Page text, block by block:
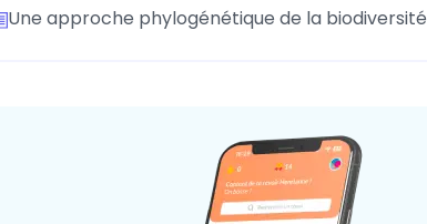
Une approche phylogénétique de la biodiversité